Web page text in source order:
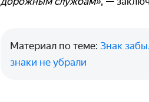
Материал по теме: Знак
знаки не убрали